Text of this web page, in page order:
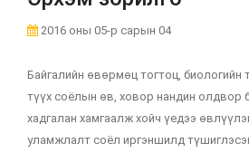
2016 оны 05-р сарын 04
Байгалийн өвөрмөц тогтоц, биологийн
түүх соёлын өв, ховор нандин олдвор
хадгалан хамгаалж хойч үедээ
уламжлалт соёл иргэншилд